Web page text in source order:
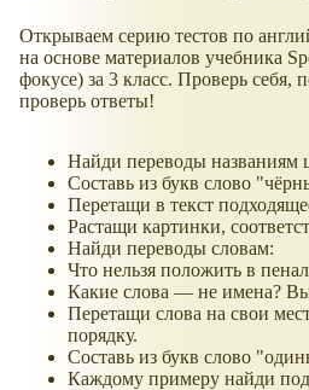
Открываем серию тестов по
на основе материалов учебника
фокусе) за 3 класс. Проверь себя,
проверь ответы!
Найди переводы названиям
Составь из букв слово
Перетащи в текст
Растащи картинки,
Найди переводы словам:
Что нельзя положить в
Какие слова — не имена?
Перетащи слова на свои
порядку.
Составь из букв слово
Каждому примеру найди